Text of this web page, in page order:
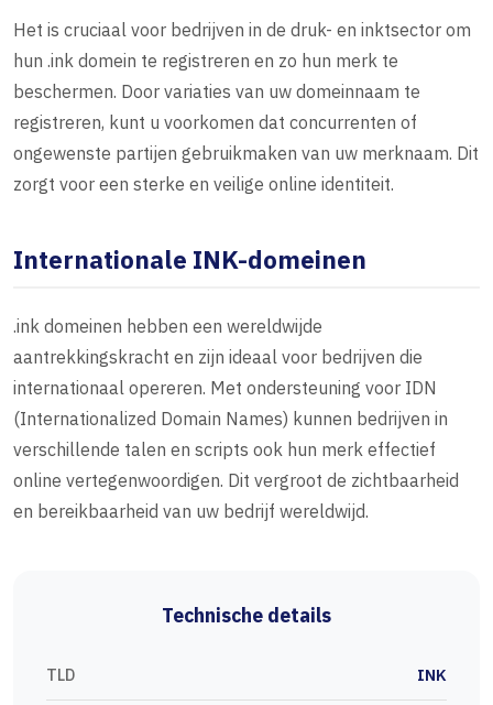
Het is cruciaal voor bedrijven in de druk- en inktsector om
hun .ink domein te registreren en zo hun merk te
beschermen. Door variaties van uw domeinnaam te
registreren, kunt u voorkomen dat concurrenten of
ongewenste partijen gebruikmaken van uw merknaam. Dit
zorgt voor een sterke en veilige online identiteit.
Internationale INK-domeinen
.ink domeinen hebben een wereldwijde
aantrekkingskracht en zijn ideaal voor bedrijven die
internationaal opereren. Met ondersteuning voor IDN
(Internationalized Domain Names) kunnen bedrijven in
verschillende talen en scripts ook hun merk effectief
online vertegenwoordigen. Dit vergroot de zichtbaarheid
en bereikbaarheid van uw bedrijf wereldwijd.
Technische details
TLD INK